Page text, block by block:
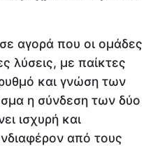
αγορά που οι ομάδες
λύσεις, με παίκτες
και γνώση των
η σύνδεση των δύο
ισχυρή και
από τους